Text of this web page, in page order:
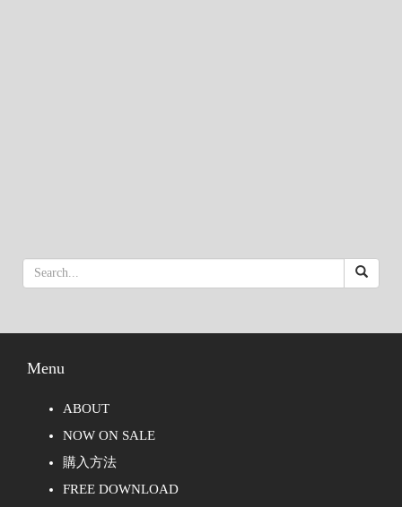
Menu
ABOUT
NOW ON SALE
購入方法
FREE DOWNLOAD